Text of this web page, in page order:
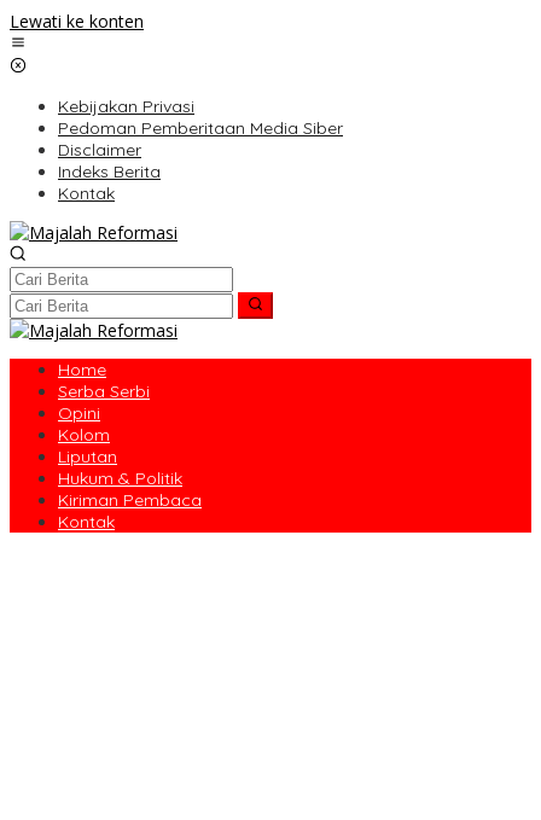
Lewati ke konten
Kebijakan Privasi
Pedoman Pemberitaan Media Siber
Disclaimer
Indeks Berita
Kontak
Home
Serba Serbi
Opini
Kolom
Liputan
Hukum & Politik
Kiriman Pembaca
Kontak